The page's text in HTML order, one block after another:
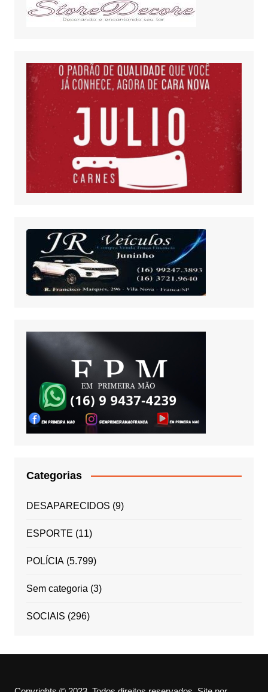
Categorias
DESAPARECIDOS (9)
ESPORTE (11)
POLÍCIA(5.799)
Sem categoria (3)
SOCIAIS (296)